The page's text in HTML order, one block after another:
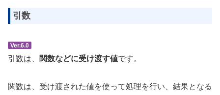
引数
Ver.6.0
引数は、 関数などに受け渡す値です。
関数は、受け渡された値を使って処理を行い、結果となる